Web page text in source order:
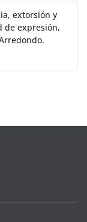
extorsión y
de expresión,